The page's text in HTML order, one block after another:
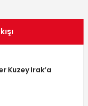
Kuzey Irak’a